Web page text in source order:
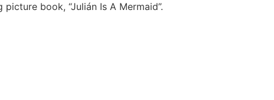
book, “Julián Is A Mermaid”.